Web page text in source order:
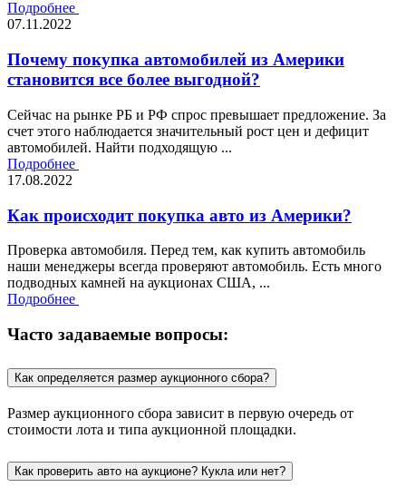
Подробнее
07.11.2022
Почему покупка автомобилей из Америки
становится все более выгодной?
Сейчас на рынке РБ и РФ спрос превышает предложение. За
счет этого наблюдается значительный рост цен и дефицит
автомобилей. Найти подходящую ...
Подробнее
17.08.2022
Как происходит покупка авто из Америки?
Проверка автомобиля. Перед тем, как купить автомобиль
наши менеджеры всегда проверяют автомобиль. Есть много
подводных камней на аукционах США, ...
Подробнее
Часто задаваемые вопросы:
Как определяется размер аукционного сбора?
Размер аукционного сбора зависит в первую очередь от
стоимости лота и типа аукционной площадки.
Как проверить авто на аукционе? Кукла или нет?